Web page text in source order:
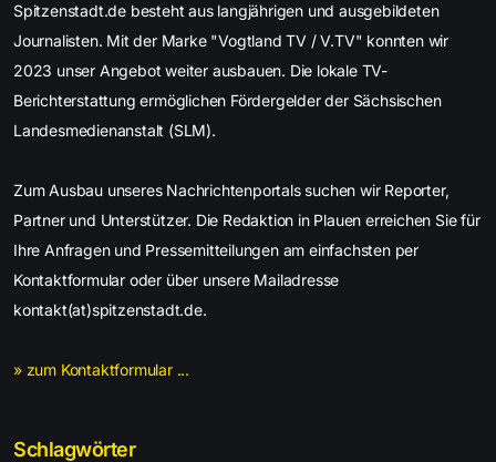
Spitzenstadt.de besteht aus langjährigen und ausgebildeten
Journalisten. Mit der Marke "Vogtland TV / V.TV" konnten wir
2023 unser Angebot weiter ausbauen. Die lokale TV-
Berichterstattung ermöglichen Fördergelder der Sächsischen
Landesmedienanstalt (SLM).
Zum Ausbau unseres Nachrichtenportals suchen wir Reporter,
Partner und Unterstützer. Die Redaktion in Plauen erreichen Sie für
Ihre Anfragen und Pressemitteilungen am einfachsten per
Kontaktformular oder über unsere Mailadresse
kontakt(at)spitzenstadt.de.
» zum Kontaktformular ...
Schlagwörter